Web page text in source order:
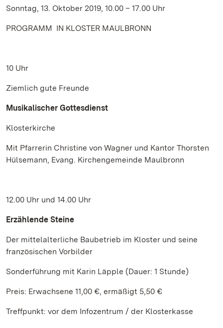
Sonntag, 13. Oktober 2019, 10.00 – 17.00 Uhr
PROGRAMM IN KLOSTER MAULBRONN
10 Uhr
Ziemlich gute Freunde
Musikalischer Gottesdienst
Klosterkirche
Mit Pfarrerin Christine von Wagner und Kantor Thorsten
Hülsemann, Evang. Kirchengemeinde Maulbronn
12.00 Uhr und 14.00 Uhr
Erzählende Steine
Der mittelalterliche Baubetrieb im Kloster und seine
französischen Vorbilder
Sonderführung mit Karin Läpple (Dauer: 1 Stunde)
Preis: Erwachsene 11,00 €, ermäßigt 5,50 €
Treffpunkt: vor dem Infozentrum / der Klosterkasse